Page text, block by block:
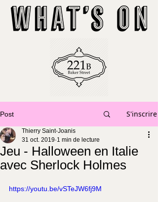
Post S'inscrire
Jeu - Halloween en Italie
avec Sherlock Holmes
Thierry Saint-Joanis
31 oct. 2019 1 min de lecture
https://youtu.be/vSTeJW6fj9M